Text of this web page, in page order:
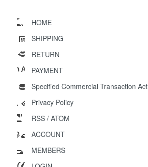
HOME
SHIPPING
RETURN
PAYMENT
Specified Commercial Transaction Act
Privacy Policy
RSS / ATOM
ACCOUNT
MEMBERS